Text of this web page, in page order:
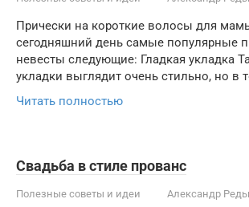
Прически на короткие волосы для
сегодняшний день самые популярные
невесты следующие: Гладкая укладка
укладки выглядит очень стильно, но в
Читать полностью
Свадьба в стиле прованс
Полезные советы и идеи Александр